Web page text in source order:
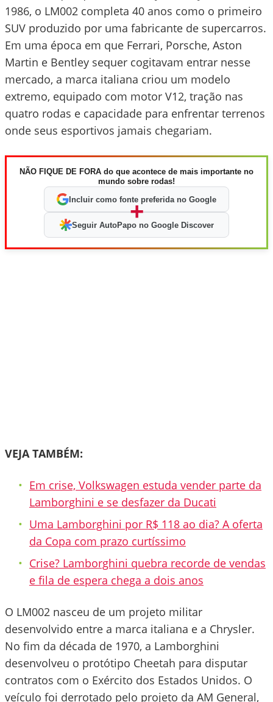
1986, o LM002 completa 40 anos como o primeiro
SUV produzido por uma fabricante de supercarros.
Em uma época em que Ferrari, Porsche, Aston
Martin e Bentley sequer cogitavam entrar nesse
mercado, a marca italiana criou um modelo
extremo, equipado com motor V12, tração nas
quatro rodas e capacidade para enfrentar terrenos
onde seus esportivos jamais chegariam.
NÃO FIQUE DE FORA do que acontece de mais importante no
mundo sobre rodas!
Incluir como fonte preferida no Google
+
Seguir AutoPapo no Google Discover
VEJA TAMBÉM:
Em crise, Volkswagen estuda vender parte da
Lamborghini e se desfazer da Ducati
Uma Lamborghini por R$ 118 ao dia? A oferta
da Copa com prazo curtíssimo
Crise? Lamborghini quebra recorde de vendas
e fila de espera chega a dois anos
O LM002 nasceu de um projeto militar
desenvolvido entre a marca italiana e a Chrysler.
No fim da década de 1970, a Lamborghini
desenvolveu o protótipo Cheetah para disputar
contratos com o Exército dos Estados Unidos. O
veículo foi derrotado pelo projeto da AM General,